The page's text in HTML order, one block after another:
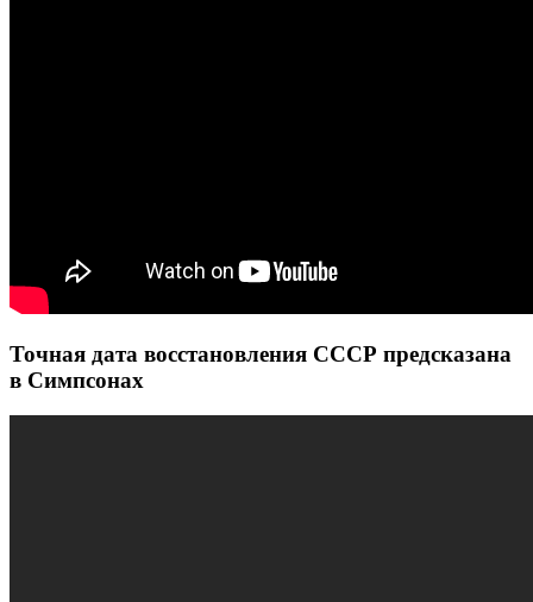
Точная дата восстановления СССР предсказана
в Симпсонах